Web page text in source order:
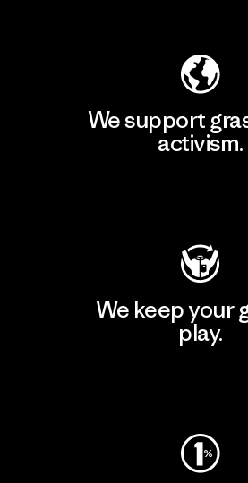
We support
activism.
We keep your
play.